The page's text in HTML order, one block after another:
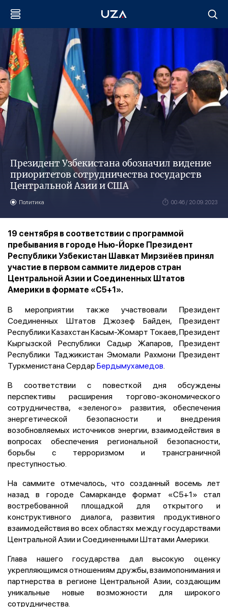
Президент Узбекистана обозначил видение
приоритетов сотрудничества государств
Центральной Азии и США
Политика 00:46 / 20.09.2023
19 сентября в соответствии с программой
пребывания в городе Нью-Йорке Президент
Республики Узбекистан Шавкат Мирзиёев принял
участие в первом саммите лидеров стран
Центральной Азии и Соединенных Штатов
Америки в формате «С5+1».
В мероприятии также участвовали Президент
Соединенных Штатов Джозеф Байден, Президент
Республики Казахстан Касым-Жомарт Токаев, Президент
Кыргызской Республики Садыр Жапаров, Президент
Республики Таджикистан Эмомали Рахмони Президент
Туркменистана СердарБердымухамедов.
В соответствии с повесткой дня обсуждены
перспективы расширения торгово-экономического
сотрудничества, «зеленого» развития, обеспечения
энергетической безопасности и внедрения
возобновляемых источников энергии, взаимодействия в
вопросах обеспечения региональной безопасности,
борьбы с терроризмом и трансграничной
преступностью.
На саммите отмечалось, что созданный восемь лет
назад в городе Самарканде формат «С5+1» стал
востребованной площадкой для открытого и
конструктивного диалога, развития продуктивного
взаимодействия во всех областях между государствами
Центральной Азии и Соединенными Штатами Америки.
Глава нашего государства дал высокую оценку
укрепляющимся отношениям дружбы, взаимопонимания и
партнерства в регионе Центральной Азии, создающим
уникальные новые возможности для широкого
сотрудничества.